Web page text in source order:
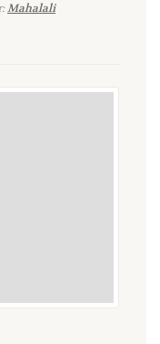
Mahalali